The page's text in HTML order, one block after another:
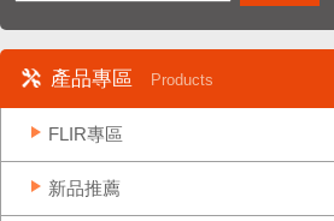
產品專區 Products
FLIR專區
新品推薦